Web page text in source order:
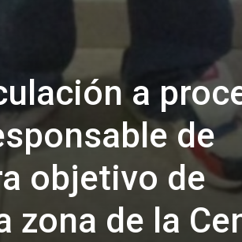
a
de
objetivo de
zona de la